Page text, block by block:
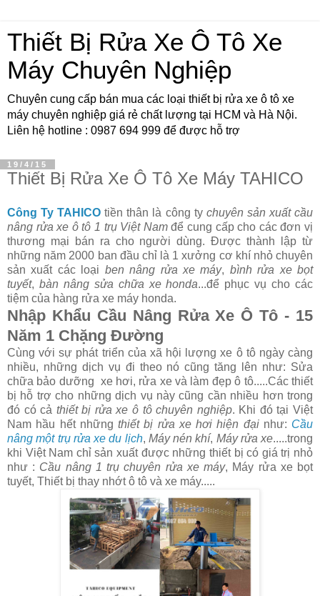
Thiết Bị Rửa Xe Ô Tô Xe
Máy Chuyên Nghiệp
Chuyên cung cấp bán mua các loại thiết bị rửa xe ô tô xe
máy chuyên nghiệp giá rẻ chất lượng tại HCM và Hà Nội.
Liên hệ hotline : 0987 694 999 để được hỗ trợ
19/4/15
Thiết Bị Rửa Xe Ô Tô Xe Máy TAHICO
Công Ty TAHICO tiền thân là công ty chuyên sản xuất cầu
nâng rửa xe ô tô 1 trụ Việt Namđể cung cấp cho các đơn vị
thương mại bán ra cho người dùng. Được thành lập từ
những năm 2000 ban đầu chỉ là 1 xưởng cơ khí nhỏ chuyên
sản xuất các loại ben nâng rửa xe máy, bình rửa xe bọt
tuyết, bàn nâng sửa chữa xe honda...để phục vụ cho các
tiệm của hàng rửa xe máy honda.
Nhập Khẩu Cầu Nâng Rửa Xe Ô Tô - 15
Năm 1 Chặng Đường
Cùng với sự phát triển của xã hội lượng xe ô tô ngày càng
nhiều, những dịch vụ đi theo nó cũng tăng lên như: Sửa
chữa bảo dưỡng xe hơi, rửa xe và làm đẹp ô tô.....Các thiết
bị hỗ trợ cho những dịch vụ này cũng cần nhiều hơn trong
đó có cả thiết bị rửa xe ô tô chuyên nghiệp. Khi đó tại Việt
Nam hầu hết những thiết bị rửa xe hơi hiện đạinhư: Cầu
nâng một trụ rửa xe du lịch, Máy nén khí, Máy rửa xe.....trong
khi Việt Nam chỉ sản xuất được những thiết bị có giá trị nhỏ
như : Cầu nâng 1 trụ chuyên rửa xe máy, Máy rửa xe bọt
tuyết, Thiết bị thay nhớt ô tô và xe máy.....